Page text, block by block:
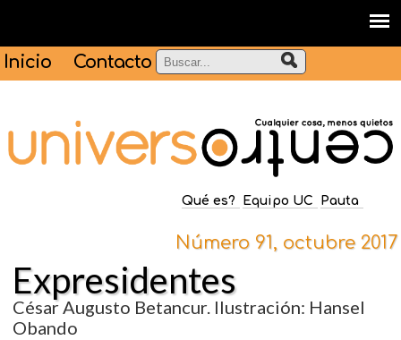
Inicio Contacto
Qué es? Equipo UC Pauta
Número 91, octubre 2017
Expresidentes
César Augusto Betancur. Ilustración: Hansel
Obando